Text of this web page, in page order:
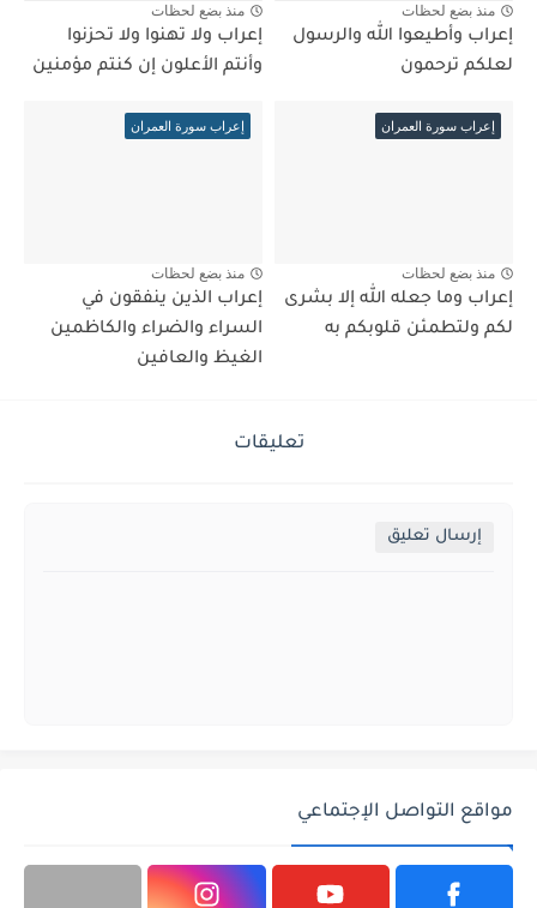
منذ بضع لحظات
إعراب وأطيعوا الله والرسول
لعلكم ترحمون
منذ بضع لحظات
إعراب ولا تهنوا ولا تحزنوا
وأنتم الأعلون إن كنتم مؤمنين
إعراب سورة العمران
منذ بضع لحظات
إعراب وما جعله الله إلا بشرى
لكم ولتطمئن قلوبكم به
إعراب سورة العمران
منذ بضع لحظات
إعراب الذين ينفقون في
السراء والضراء والكاظمين
الغيظ والعافين
تعليقات
إرسال تعليق
مواقع التواصل الإجتماعي